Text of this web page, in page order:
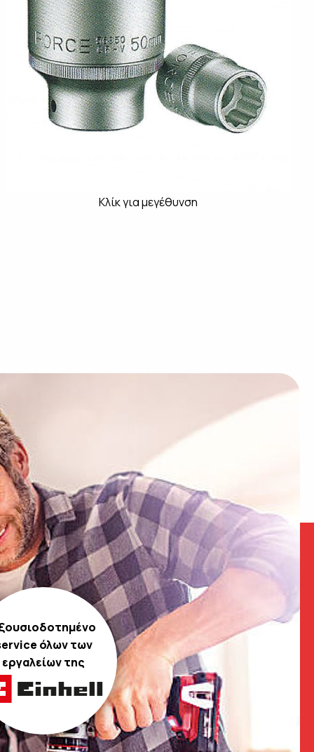
Κλίκ για μεγέθυνση
όλων των
εργαλείων της